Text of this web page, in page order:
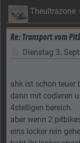
Theultrazone
Re: Transport vom
Beitrag
Dienstag 3.
ahk ist schon teuer
dann mit codieren
4stelligen bereich.
aber wenn 2
eins locker rein